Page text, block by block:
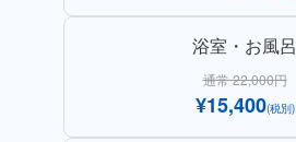
浴室・お風呂
通常 22,000円
¥15,400(税別)